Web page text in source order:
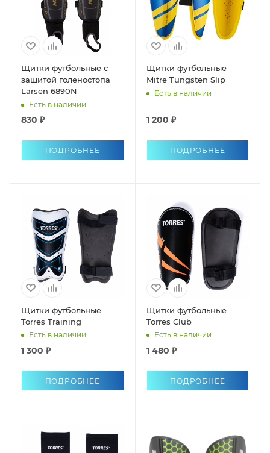
Щитки футбольные с
защитой голеностопа
Larsen 6890N
Есть в наличии
830 ₽
ПОДРОБНЕЕ
Щитки футбольные
Mitre Tungsten Slip
Есть в наличии
1 200 ₽
ПОДРОБНЕЕ
Щитки футбольные
Torres Training
Есть в наличии
1 300 ₽
ПОДРОБНЕЕ
Щитки футбольные
Torres Club
Есть в наличии
1 480 ₽
ПОДРОБНЕЕ